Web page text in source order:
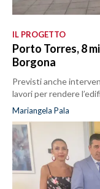
IL PROGETTO
Porto Torres, 8
Borgona
Previsti anche
lavori per rendere
Mariangela Pala